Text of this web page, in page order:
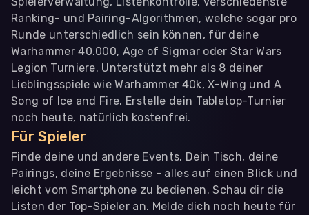
Ranking- und Pairing-Algorithmen, welche sogar pro
Runde unterschiedlich sein können, für deine
Warhammer 40.000, Age of Sigmar oder Star Wars
Legion Turniere. Unterstützt mehr als 8 deiner
Lieblingsspiele wie Warhammer 40k, X-Wing und A
Song of Ice and Fire. Erstelle dein Tabletop-Turnier
noch heute, natürlich kostenfrei.
Für Spieler
Finde deine und andere Events. Dein Tisch, deine
Pairings, deine Ergebnisse - alles auf einen Blick und
leicht vom Smartphone zu bedienen. Schau dir die
Listen der Top-Spieler an. Melde dich noch heute für